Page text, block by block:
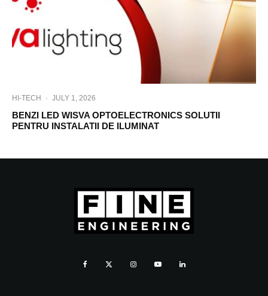
HI-TECH · JULY 1, 2026
BENZI LED WISVA OPTOELECTRONICS SOLUTII
PENTRU INSTALATII DE ILUMINAT